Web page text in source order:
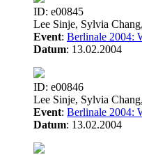
ID: e00845
Lee Sinje, Sylvia
Event: Berlinale 2004:
Datum: 13.02.2004
ID: e00846
Lee Sinje, Sylvia
Event: Berlinale 2004:
Datum: 13.02.2004